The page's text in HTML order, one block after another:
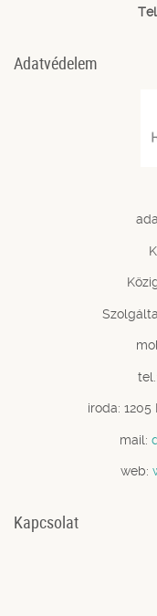
Adatvédelem
iroda: 1205
mail:
web:
Kapcsolat